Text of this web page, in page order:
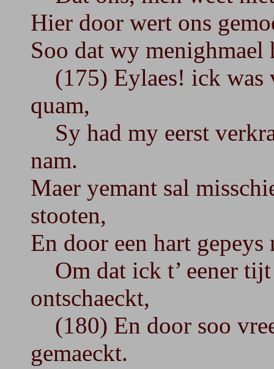
Hier door wert ons
Soo dat wy menighmael
(175) Eylaes! ick was
quam,
Sy had my eerst
nam.
Maer yemant sal
stooten,
En door een hart
Om dat ick t’ eener tijt
ontschaeckt,
(180) En door soo
gemaeckt.